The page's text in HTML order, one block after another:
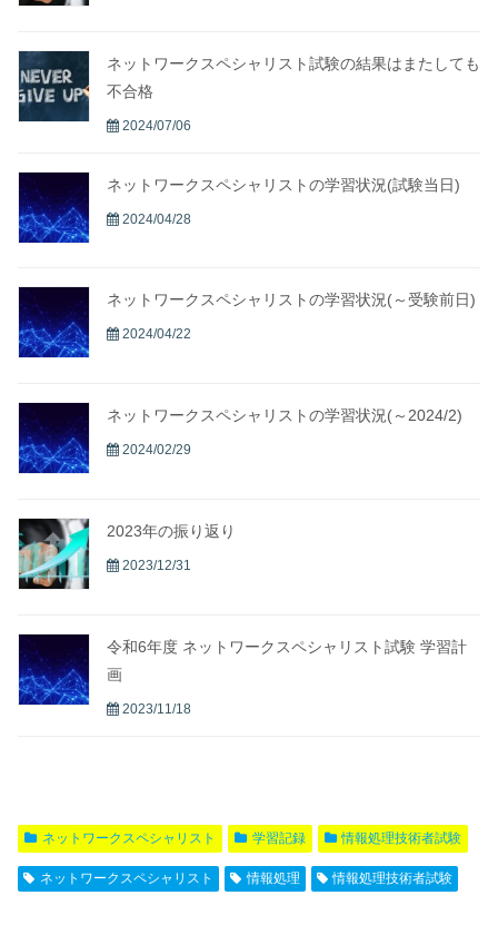
ネットワークスペシャリスト試験の結果はまたしても
不合格
2024/07/06
ネットワークスペシャリストの学習状況(試験当日)
2024/04/28
ネットワークスペシャリストの学習状況(～受験前日)
2024/04/22
ネットワークスペシャリストの学習状況(～2024/2)
2024/02/29
2023年の振り返り
2023/12/31
令和6年度 ネットワークスペシャリスト試験 学習計
画
2023/11/18
ネットワークスペシャリスト 学習記録 情報処理技術者試験
ネットワークスペシャリスト 情報処理 情報処理技術者試験